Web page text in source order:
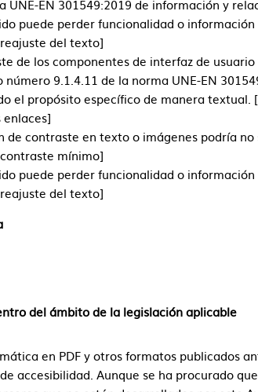
UNE-EN 301549:2019 de información y
puede perder funcionalidad o
del texto]
de los componentes de interfaz de
9.1.4.11 de la norma UNE-EN
el propósito específico de manera textual.
de contraste en texto o imágenes podría
mínimo]
puede perder funcionalidad o
del texto]
del ámbito de la legislación aplicable
en PDF y otros formatos publicados
accesibilidad. Aunque se ha procurado